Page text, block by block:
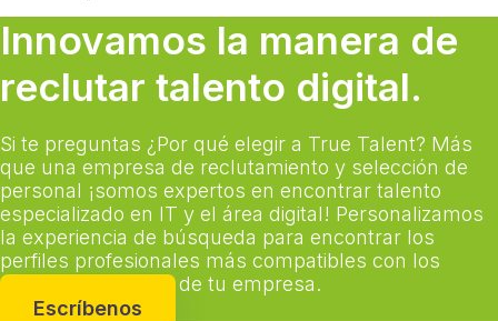
Innovamos la manera de
reclutar talento digital.
Si te preguntas ¿Por qué elegir a True Talent? Más
que una empresa de reclutamiento y selección de
personal ¡somos expertos en encontrar talento
especializado en IT y el área digital! Personalizamos
la experiencia de búsqueda para encontrar los
perfiles profesionales más compatibles con los
objetivos y valores de tu empresa.
Escríbenos